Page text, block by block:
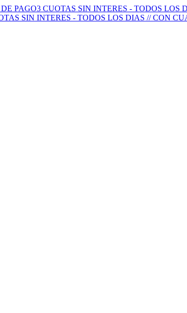
PAGO3 CUOTAS SIN INTERES - TODOS LOS
SIN INTERES - TODOS LOS DIAS // CON